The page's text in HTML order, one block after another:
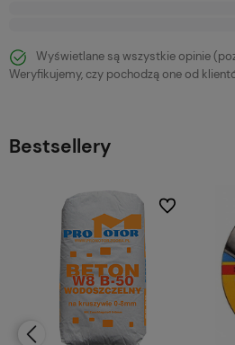
Wyświetlane są wszystkie opinie
Weryfikujemy, czy pochodzą one od
Bestsellery
Do ulubionych